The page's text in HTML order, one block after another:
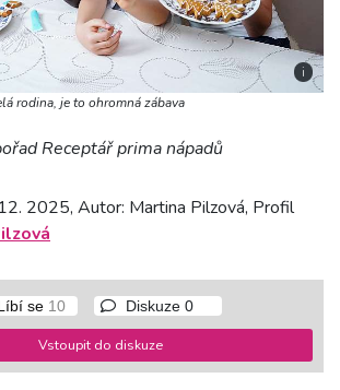
i
rodina, je to ohromná zábava
Receptář prima nápadů
2025, Autor: Martina Pilzová, Profil
Diskuze 0
Vstoupit do diskuze